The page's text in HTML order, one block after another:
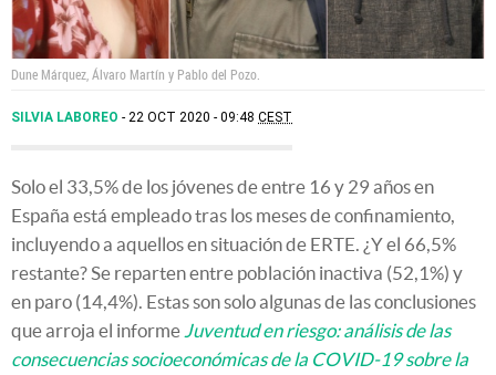
Dune Márquez, Álvaro Martín y Pablo del Pozo.
SILVIA LABOREO 22 OCT 2020 - 09:48 CEST
Solo el 33,5% de los jóvenes de entre 16 y 29 años en
España está empleado tras los meses de confinamiento,
incluyendo a aquellos en situación de ERTE. ¿Y el 66,5%
restante? Se reparten entre población inactiva (52,1%) y
en paro (14,4%). Estas son solo algunas de las conclusiones
que arroja el informe Juventud en riesgo: análisis de las
consecuencias socioeconómicas de la COVID-19 sobre la